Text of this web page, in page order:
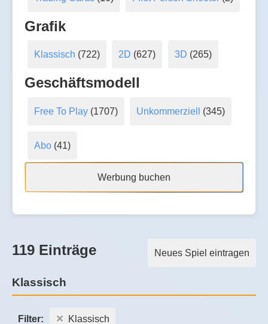
Grafik
Klassisch (722) 2D (627) 3D (265)
Geschäftsmodell
Free To Play(1707) Unkommerziell (345)
Abo(41)
Werbung buchen
Neues Spiel eintragen
119 Einträge
Klassisch
Filter: Klassisch